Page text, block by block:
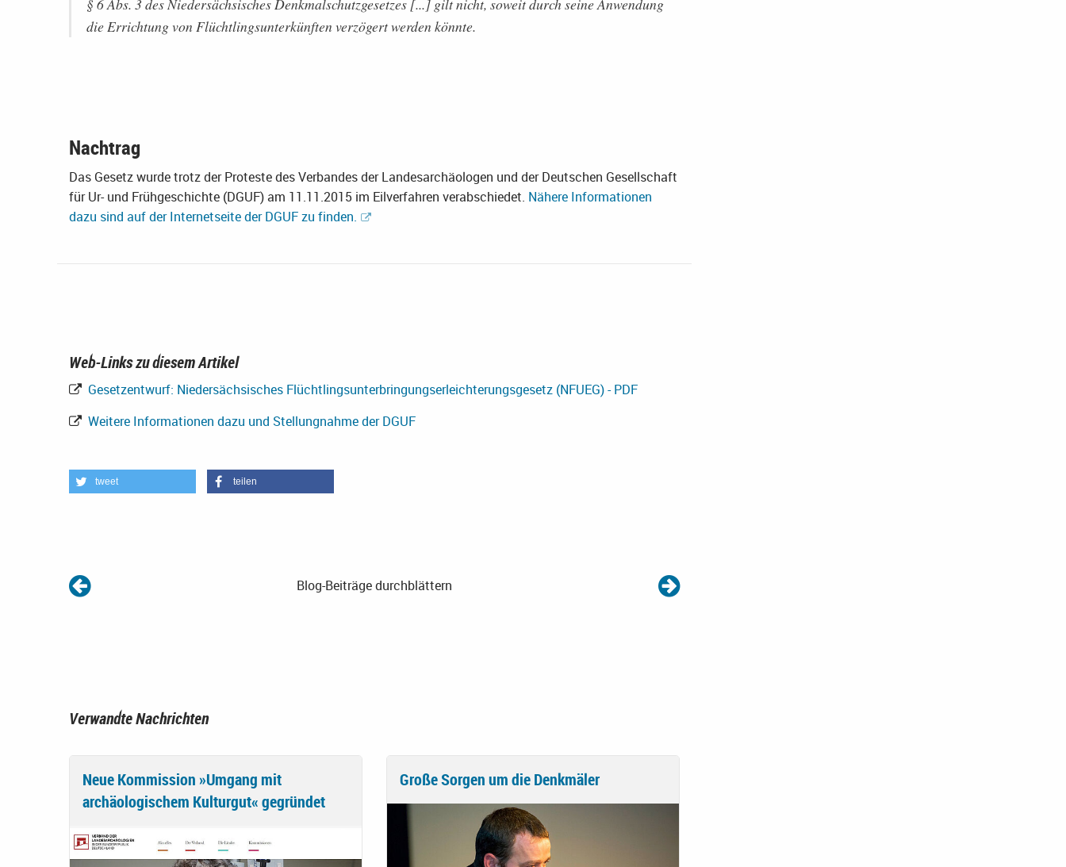
§ 6 Abs. 3 des Niedersächsisches Denkmalschutzgesetzes [...] gilt nicht, soweit durch seine Anwendung
die Errichtung von Flüchtlingsunterkünften verzögert werden könnte.
Nachtrag
Das Gesetz wurde trotz der Proteste des Verbandes der Landesarchäologen und der Deutschen Gesellschaft
für Ur- und Frühgeschichte (DGUF) am 11.11.2015 im Eilverfahren verabschiedet. Nähere Informationen
dazu sind auf der Internetseite der DGUF zu finden.
Web-Links zu diesem Artikel
Gesetzentwurf: Niedersächsisches Flüchtlingsunterbringungserleichterungsgesetz (NFUEG) - PDF
Weitere Informationen dazu und Stellungnahme der DGUF
tweet teilen
Blog-Beiträge durchblättern
Verwandte Nachrichten
Neue Kommission »Umgang mit
archäologischem Kulturgut« gegründet
Große Sorgen um die Denkmäler